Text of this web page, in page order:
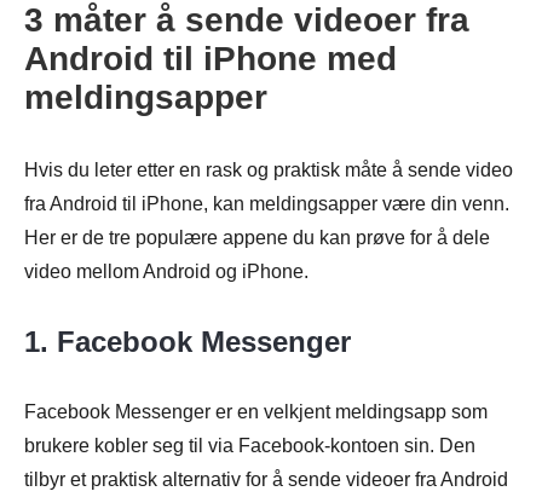
3 måter å sende videoer fra
Android til iPhone med
meldingsapper
Hvis du leter etter en rask og praktisk måte å sende video
fra Android til iPhone, kan meldingsapper være din venn.
Her er de tre populære appene du kan prøve for å dele
video mellom Android og iPhone.
1. Facebook Messenger
Facebook Messenger er en velkjent meldingsapp som
brukere kobler seg til via Facebook-kontoen sin. Den
tilbyr et praktisk alternativ for å sende videoer fra Android